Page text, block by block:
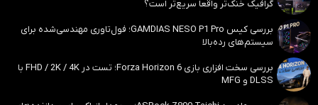
گرافیک خنک‌تر واقعاً سریع‌تر است؟
بررسی کیس GAMDIAS NESO P1 Pro؛ فول‌تاوری مهندسی‌شده برای
سیستم‌های رده‌بالا
بررسی سخت افزاری بازی Forza Horizon 6؛ تست در FHD / 2K / 4K با
DLSS و MFG